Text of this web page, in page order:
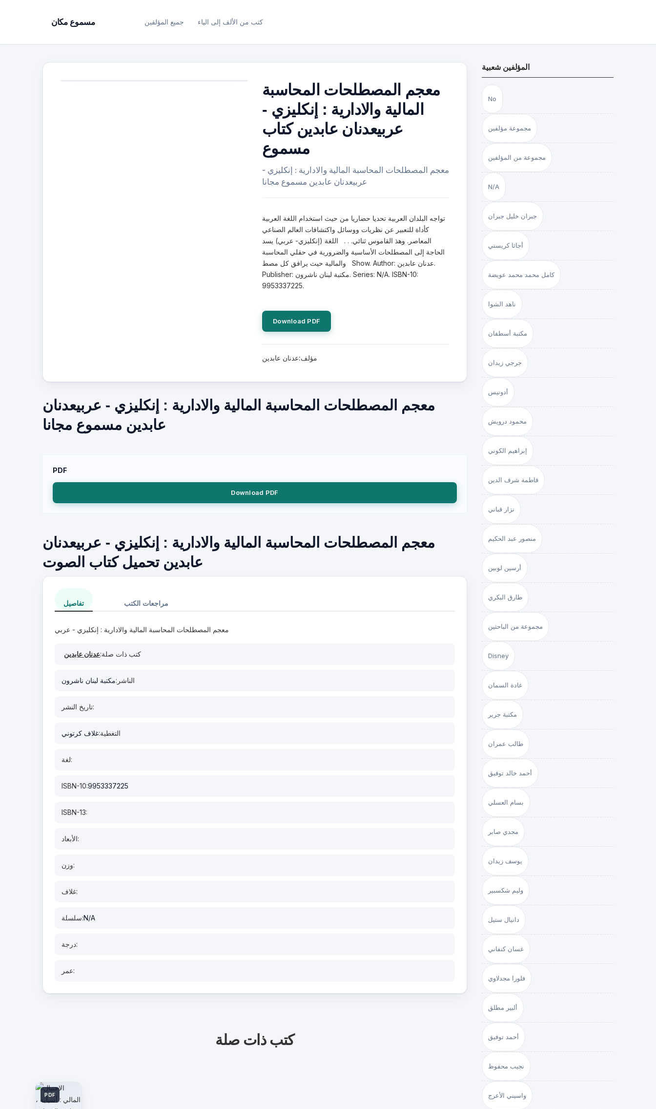
مسموع مكان جميع المؤلفين كتب من الألف إلى الياء
معجم المصطلحات المحاسبة
المالية والادارية : إنكليزي -
عربيعدنان عابدين كتاب
مسموع
معجم المصطلحات المحاسبة المالية والادارية : إنكليزي -
عربيعدنان عابدين مسموع مجانا
تواجه البلدان العربية تحديا حضاريا من حيث استخدام اللغة العربية
كأداة للتعبير عن نظريات ووسائل واكتشافات العالم الصناعي
المعاصر. وهذ القاموس ثنائي. . . اللغة (إنكليزي- عربي) يسد
الحاجة إلى المصطلحات الأساسية والضرورية في حقلي المحاسبة
والمالية حيث يرافق كل مصط Show. Author: عدنان عابدين.
Publisher: مكتبة لبنان ناشرون. Series: N/A. ISBN-10:
9953337225.
Download PDF
مؤلف:عدنان عابدين
معجم المصطلحات المحاسبة المالية والادارية : إنكليزي - عربيعدنان
عابدين مسموع مجانا
PDF
Download PDF
معجم المصطلحات المحاسبة المالية والادارية : إنكليزي - عربيعدنان
عابدين تحميل كتاب الصوت
تفاصيل مراجعات الكتب
معجم المصطلحات المحاسبة المالية والادارية : إنكليزي - عربي
كتب ذات صلة:عدنان عابدين
الناشر:مكتبة لبنان ناشرون
تاريخ النشر:
التغطية:غلاف كرتوني
لغة:
ISBN-10:9953337225
ISBN-13:
الأبعاد:
وزن:
غلاف:
سلسلة:N/A
درجة:
عمر:
كتب ذات صلة
PDF
المؤلفين شعبية
No
مجموعة مؤلفين
مجموعة من المؤلفين
N/A
جبران خليل جبران
أجاثا كريستي
كامل محمد محمد عويضة
ناهد الشوا
مكتبة أسطفان
جرجي زيدان
أدونيس
محمود درويش
إبراهيم الكوني
فاطمة شرف الدين
نزار قباني
منصور عبد الحكيم
أرسين لوبين
طارق البكري
مجموعة من الباحثين
Disney
غادة السمان
مكتبة جرير
طالب عمران
أحمد خالد توفيق
بسام العسلي
مجدي صابر
يوسف زيدان
وليم شكسبير
دانيال ستيل
غسان كنفاني
فلورا مجدلاوي
ألبير مطلق
أحمد توفيق
نجيب محفوظ
واسيني الأعرج